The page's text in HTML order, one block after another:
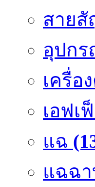
สาย
อุปกร
เครื่อ
เอฟเ
แฉ
แฉฉ